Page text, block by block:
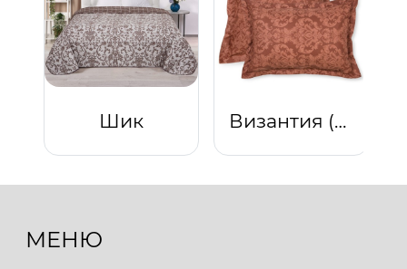
Шик Византия (Коричневый)
МЕНЮ